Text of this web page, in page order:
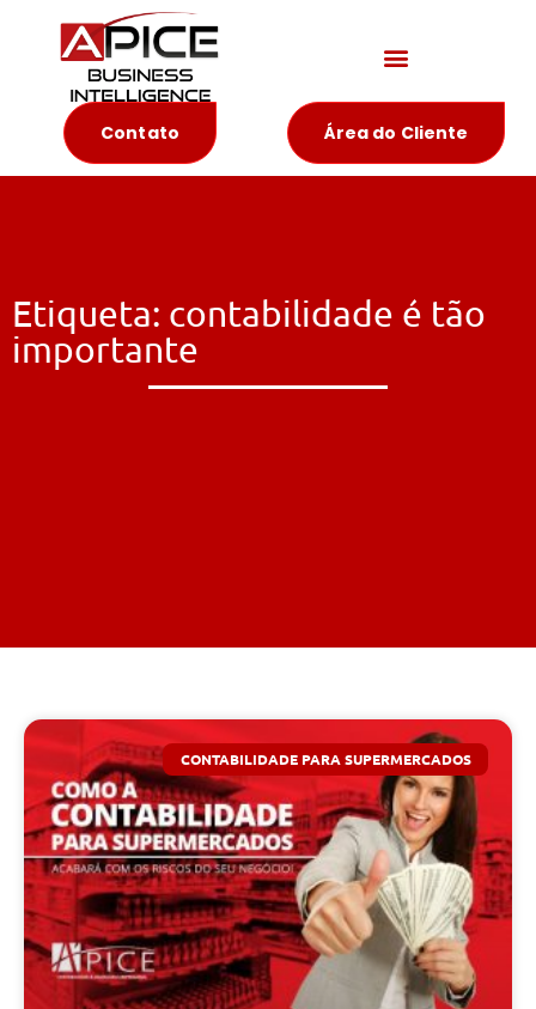
Contato Área do Cliente
Etiqueta: contabilidade é tão
importante
CONTABILIDADE PARA SUPERMERCADOS